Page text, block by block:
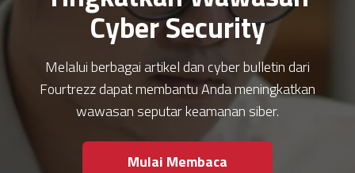
Cyber Security
Melalui berbagai artikel dan cyber bulletin dari
Fourtrezz dapat membantu Anda meningkatkan
wawasan seputar keamanan siber.
Mulai Membaca